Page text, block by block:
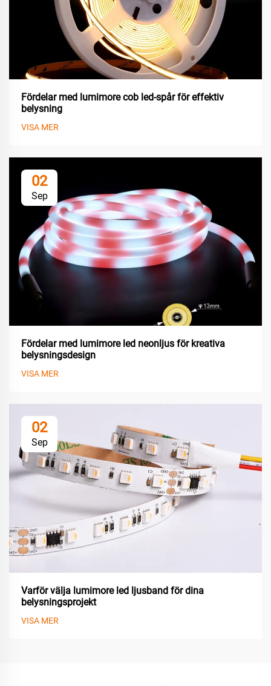
Fördelar med lumimore cob led-spår för effektiv
belysning
VISA MER
02
Sep
Fördelar med lumimore led neonljus för kreativa
belysningsdesign
VISA MER
02
Sep
Varför välja lumimore led ljusband för dina
belysningsprojekt
VISA MER